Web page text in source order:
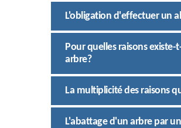
L'obligation d'effectuer un
Pour quelles raisons
arbre?
La multiplicité des raisons
L'abattage d'un arbre par